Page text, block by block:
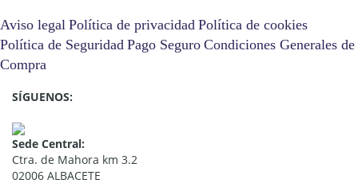
Aviso legal Política de privacidad Política de cookies
Política de Seguridad Pago Seguro Condiciones Generales de
Compra
SÍGUENOS:
Sede Central:
Ctra. de Mahora km 3.2
02006 ALBACETE